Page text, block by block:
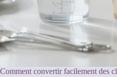
Comment convertir facilement des